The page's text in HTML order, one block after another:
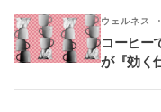
ウェルネ
コーヒー
が『効く